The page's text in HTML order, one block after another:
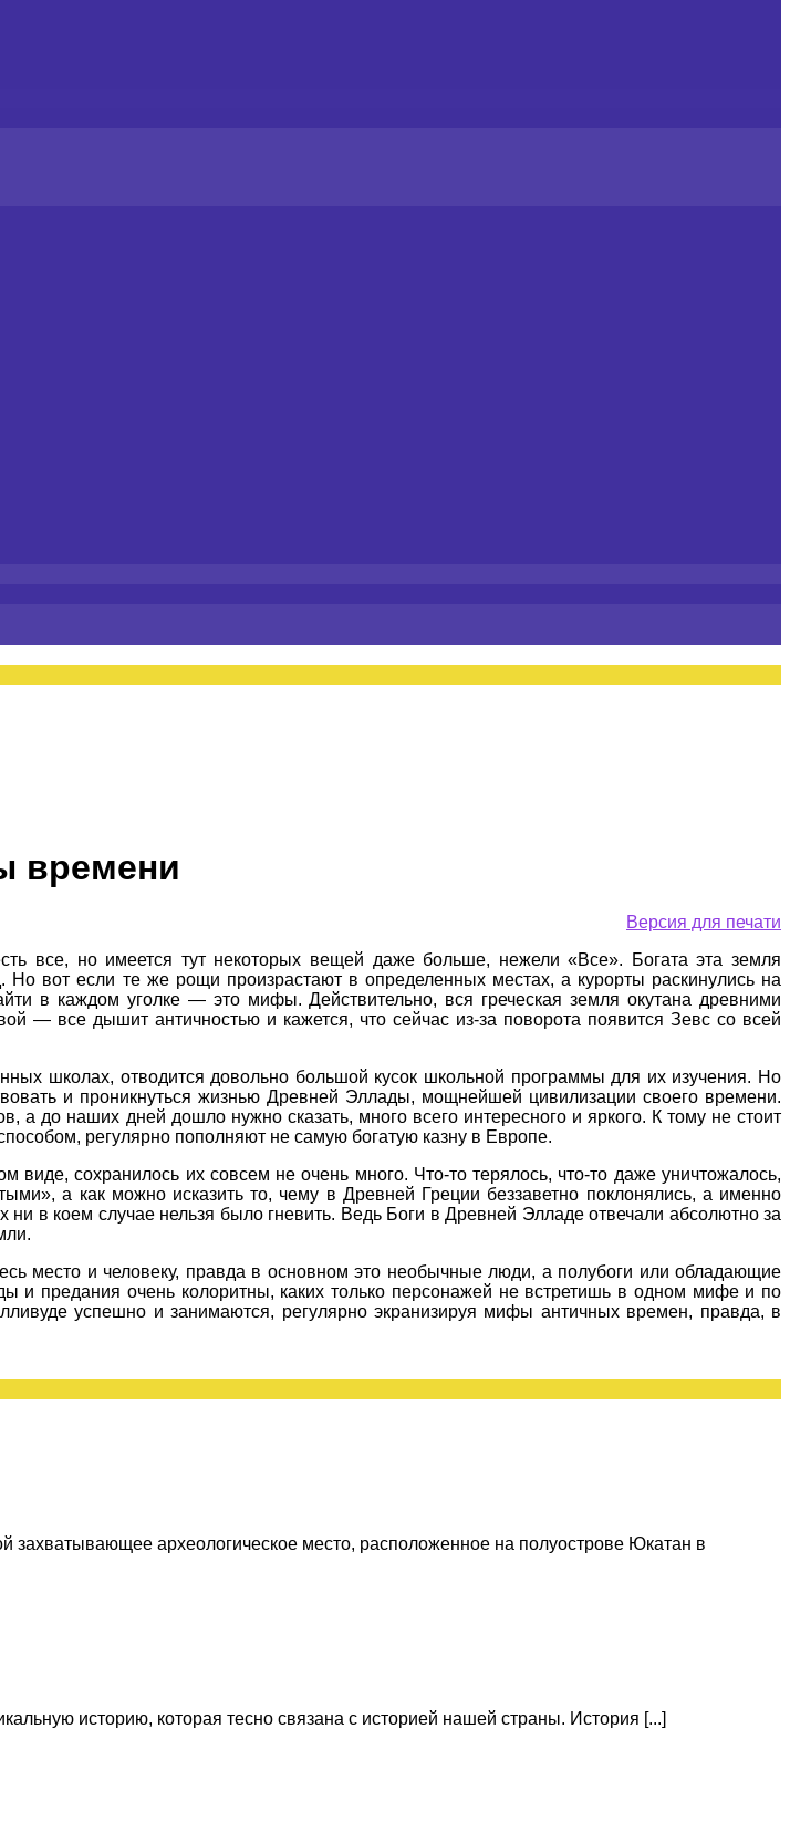
времени
Версия для печати
все, но имеется тут некоторых вещей даже больше, нежели «Все». Богата эта земля
вот если те же рощи произрастают в определенных местах, а курорты раскинулись на
в каждом уголке — это мифы. Действительно, вся греческая земля окутана древними
— все дышит античностью и кажется, что сейчас из-за поворота появится Зевс со всей
школах, отводится довольно большой кусок школьной программы для их изучения. Но
и проникнуться жизнью Древней Эллады, мощнейшей цивилизации своего времени.
а до наших дней дошло нужно сказать, много всего интересного и яркого. К тому не стоит
регулярно пополняют не самую богатую казну в Европе.
сохранилось их совсем не очень много. Что-то терялось, что-то даже уничтожалось,
а как можно исказить то, чему в Древней Греции беззаветно поклонялись, а именно
в коем случае нельзя было гневить. Ведь Боги в Древней Элладе отвечали абсолютно за
место и человеку, правда в основном это необычные люди, а полубоги или обладающие
и предания очень колоритны, каких только персонажей не встретишь в одном мифе и по
успешно и занимаются, регулярно экранизируя мифы античных времен, правда, в
археологическое место, расположенное на полуострове Юкатан в
историю, которая тесно связана с историей нашей страны. История [...]